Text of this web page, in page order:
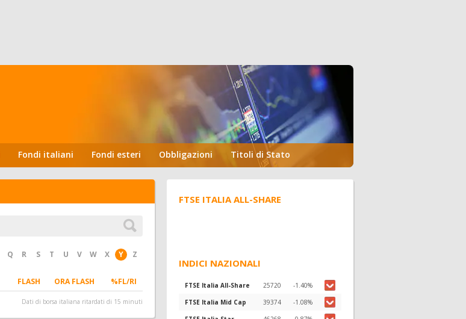
Fondi italiani Fondi esteri Obbligazioni Titoli di Stato
Q R S T U V W X Y Z
FLASH ORA FLASH %FL/RI
Dati di borsa italiana ritardati di 15 minuti
FTSE ITALIA ALL-SHARE
INDICI NAZIONALI
FTSE Italia All-Share 25720
-1.40%
FTSE Italia Mid Cap
39374
-1.08%